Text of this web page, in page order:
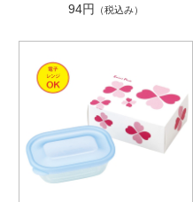
94円
（税込み）